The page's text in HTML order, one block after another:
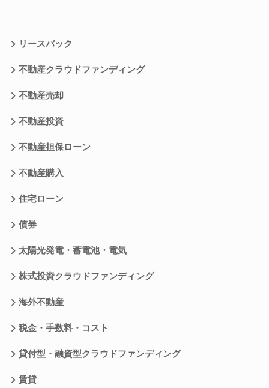
リースバック
不動産クラウドファンディング
不動産売却
不動産投資
不動産担保ローン
不動産購入
住宅ローン
債券
太陽光発電・蓄電池・電気
株式投資クラウドファンディング
海外不動産
税金・手数料・コスト
貸付型・融資型クラウドファンディング
賃貸